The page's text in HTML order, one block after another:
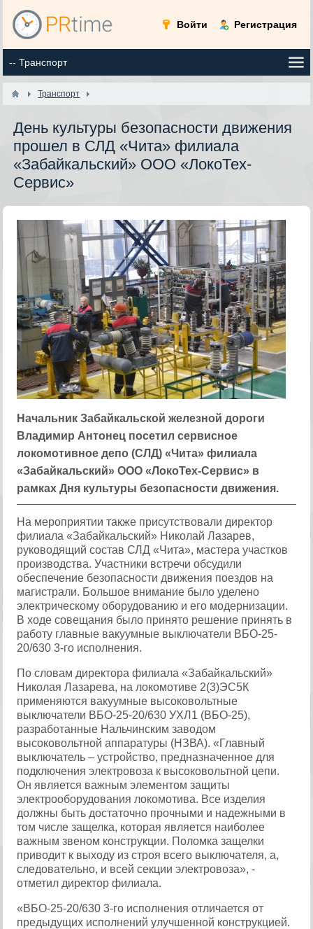
Войти Регистрация
Транспорт
День культуры безопасности движения
прошел в СЛД «Чита» филиала
«Забайкальский» ООО «ЛокоТех-
Сервис»
Начальник Забайкальской железной дороги
Владимир Антонец посетил сервисное
локомотивное депо (СЛД) «Чита» филиала
«Забайкальский» ООО «ЛокоТех-Сервис» в
рамках Дня культуры безопасности движения.
На мероприятии также присутствовали директор
филиала «Забайкальский» Николай Лазарев,
руководящий состав СЛД «Чита», мастера участков
производства. Участники встречи обсудили
обеспечение безопасности движения поездов на
магистрали. Большое внимание было уделено
электрическому оборудованию и его модернизации.
В ходе совещания было принято решение принять в
работу главные вакуумные выключатели ВБО-25-
20/630 3-го исполнения.
По словам директора филиала «Забайкальский»
Николая Лазарева, на локомотиве 2(3)ЭС5К
применяются вакуумные высоковольтные
выключатели ВБО-25-20/630 УХЛ1 (ВБО-25),
разработанные Нальчинским заводом
высоковольтной аппаратуры (НЗВА). «Главный
выключатель – устройство, предназначенное для
подключения электровоза к высоковольтной цепи.
Он является важным элементом защиты
электрооборудования локомотива. Все изделия
должны быть достаточно прочными и надежными в
том числе защелка, которая является наиболее
важным звеном конструкции. Поломка защелки
приводит к выходу из строя всего выключателя, а,
следовательно, и всей секции электровоза», -
отметил директор филиала.
«ВБО-25-20/630 3-го исполнения отличается от
предыдущих исполнений улучшенной конструкцией.